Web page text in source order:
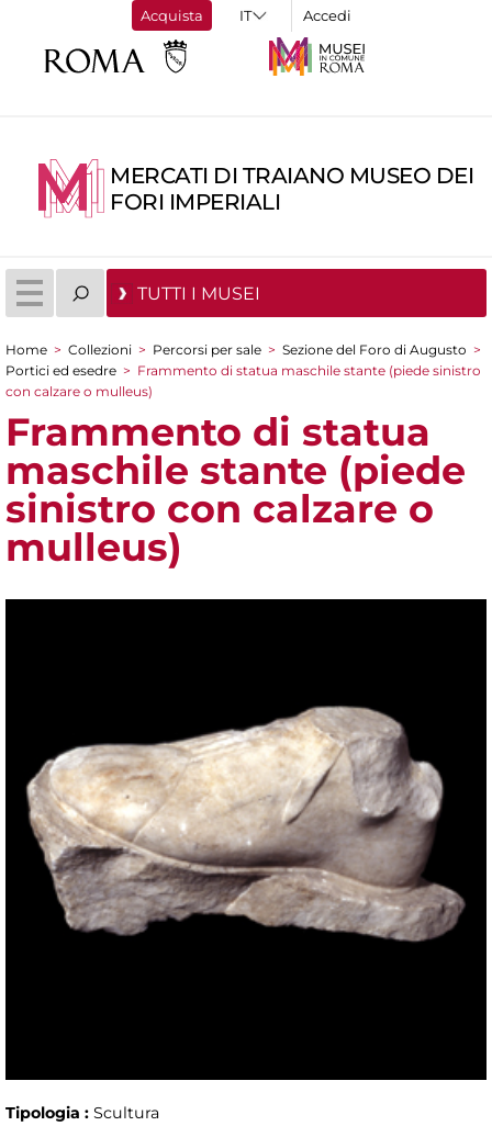
Acquista Accedi
MERCATI DI TRAIANO MUSEO DEI
FORI IMPERIALI
TUTTI I MUSEI
Tu sei qui
Home > Collezioni > Percorsi per sale > Sezione del Foro di Augusto >
Portici ed esedre > Frammento di statua maschile stante (piede sinistro
con calzare o mulleus)
Frammento di statua
maschile stante (piede
sinistro con calzare o
mulleus)
Tipologia : Scultura